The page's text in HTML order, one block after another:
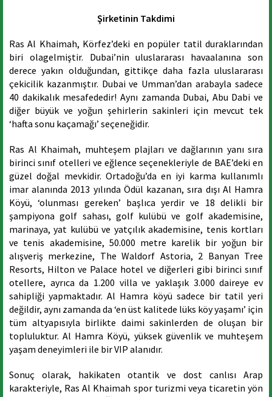
Şirketinin Takdimi
Ras Al Khaimah, Körfez’deki en popüler tatil duraklarından
biri olagelmiştir. Dubai’nin uluslararası havaalanına son
derece yakın olduğundan, gittikçe daha fazla uluslararası
çekicilik kazanmıştır. Dubai ve Umman’dan arabayla sadece
40 dakikalık mesafededir! Aynı zamanda Dubai, Abu Dabi ve
diğer büyük ve yoğun şehirlerin sakinleri için mevcut tek
‘hafta sonu kaçamağı’ seçeneğidir.
Ras Al Khaimah, muhteşem plajları ve dağlarının yanı sıra
birinci sınıf otelleri ve eğlence seçenekleriyle de BAE’deki en
güzel doğal mevkidir. Ortadoğu’da en iyi karma kullanımlı
imar alanında 2013 yılında Ödül kazanan, sıra dışı Al Hamra
Köyü, ‘olunması gereken’ başlıca yerdir ve 18 delikli bir
şampiyona golf sahası, golf kulübü ve golf akademisine,
marinaya, yat kulübü ve yatçılık akademisine, tenis kortları
ve tenis akademisine, 50.000 metre karelik bir yoğun bir
alışveriş merkezine, The Waldorf Astoria, 2 Banyan Tree
Resorts, Hilton ve Palace hotel ve diğerleri gibi birinci sınıf
otellere, ayrıca da 1.200 villa ve yaklaşık 3.000 daireye ev
sahipliği yapmaktadır. Al Hamra köyü sadece bir tatil yeri
değildir, aynı zamanda da ‘en üst kalitede lüks köy yaşamı’ için
tüm altyapısıyla birlikte daimi sakinlerden de oluşan bir
topluluktur. Al Hamra Köyü, yüksek güvenlik ve muhteşem
yaşam deneyimleri ile bir VIP alanıdır.
Sonuç olarak, hakikaten otantik ve dost canlısı Arap
karakteriyle, Ras Al Khaimah spor turizmi veya ticaretin yön